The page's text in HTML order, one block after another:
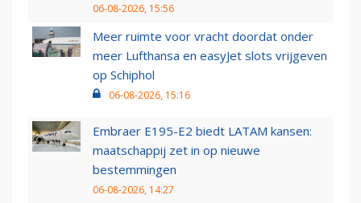
06-08-2026, 15:56
Meer ruimte voor vracht doordat onder
meer Lufthansa en easyJet slots vrijgeven
op Schiphol
06-08-2026, 15:16
Embraer E195-E2 biedt LATAM kansen:
maatschappij zet in op nieuwe
bestemmingen
06-08-2026, 14:27